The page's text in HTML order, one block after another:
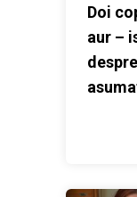
Doi
aur –